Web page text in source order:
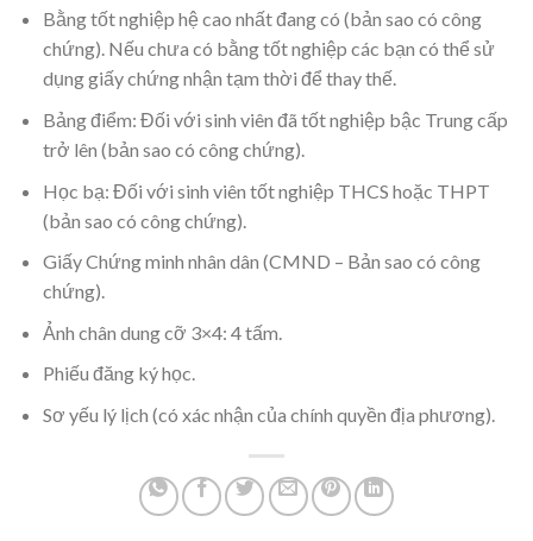
Bằng tốt nghiệp hệ cao nhất đang có (bản sao có công
chứng). Nếu chưa có bằng tốt nghiệp các bạn có thể sử
dụng giấy chứng nhận tạm thời để thay thế.
Bảng điểm: Đối với sinh viên đã tốt nghiệp bậc Trung cấp
trở lên (bản sao có công chứng).
Học bạ: Đối với sinh viên tốt nghiệp THCS hoặc THPT
(bản sao có công chứng).
Giấy Chứng minh nhân dân (CMND – Bản sao có công
chứng).
Ảnh chân dung cỡ 3×4: 4 tấm.
Phiếu đăng ký học.
Sơ yếu lý lịch (có xác nhận của chính quyền địa phương).